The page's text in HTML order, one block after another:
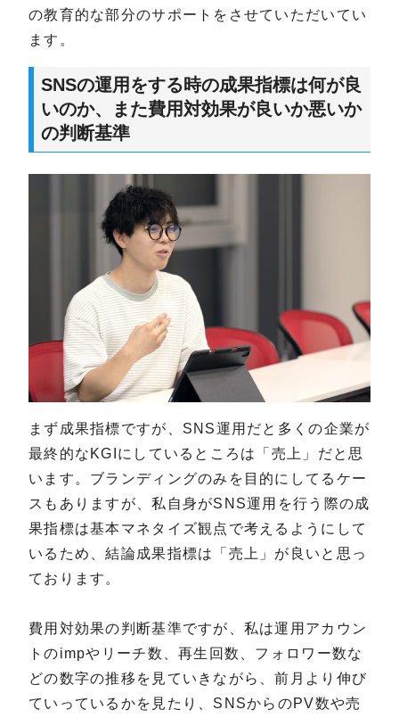
の教育的な部分のサポートをさせていただいてい
ます。
SNSの運用をする時の成果指標は何が良
いのか、また費用対効果が良いか悪いか
の判断基準
まず成果指標ですが、SNS運用だと多くの企業が
最終的なKGIにしているところは「売上」だと思
います。ブランディングのみを目的にしてるケー
スもありますが、私自身がSNS運用を行う際の成
果指標は基本マネタイズ観点で考えるようにして
いるため、結論成果指標は「売上」が良いと思っ
ております。
費用対効果の判断基準ですが、私は運用アカウン
トのimpやリーチ数、再生回数、フォロワー数な
どの数字の推移を見ていきながら、前月より伸び
ていっているかを見たり、SNSからのPV数や売